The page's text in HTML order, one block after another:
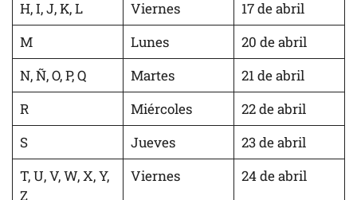
H, I, J, K, L
Viernes
17 de abril
M
Lunes
20 de abril
N, Ñ, O, P, Q
Martes
21 de abril
R
Miércoles
22 de abril
S
Jueves
23 de abril
T, U, V, W, X, Y,
Z
Viernes 24 de abril